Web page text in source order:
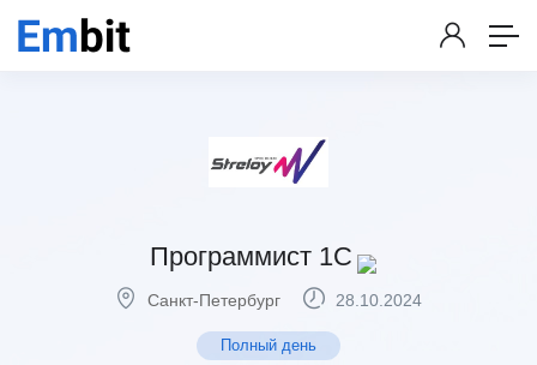
Программист 1C
Санкт-Петербург 28.10.2024
Полный день